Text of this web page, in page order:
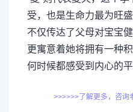
受，也是生命力最为旺
不仅传达了父母对宝宝
更寓意着她将拥有一种
何时候都感受到内心的平
>>>>>>了解更多，咨询